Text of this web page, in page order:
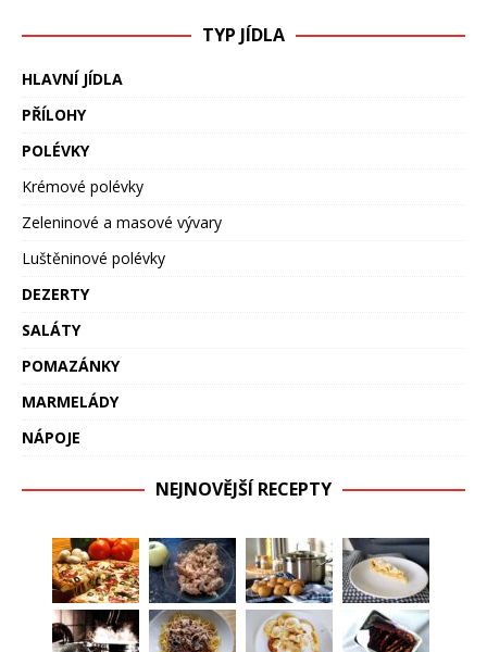
TYP JÍDLA
HLAVNÍ JÍDLA
PŘÍLOHY
POLÉVKY
Krémové polévky
Zeleninové a masové vývary
Luštěninové polévky
DEZERTY
SALÁTY
POMAZÁNKY
MARMELÁDY
NÁPOJE
NEJNOVĚJŠÍ RECEPTY